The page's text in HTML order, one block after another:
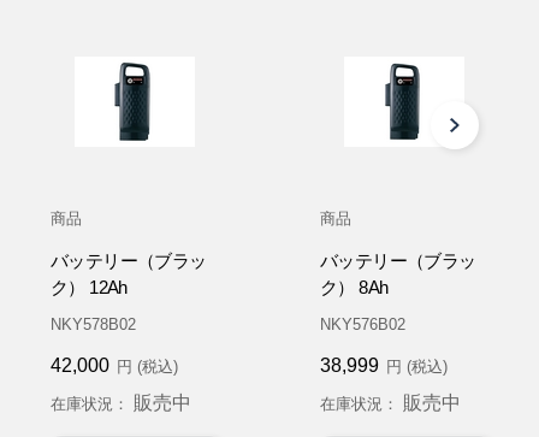
商品
バッテリー（ブラッ
ク） 12Ah
NKY578B02
42,000 円 (税込)
在庫状況： 販売中
商品
バッテリー（ブラッ
ク） 8Ah
NKY576B02
38,999 円 (税込)
在庫状況： 販売中